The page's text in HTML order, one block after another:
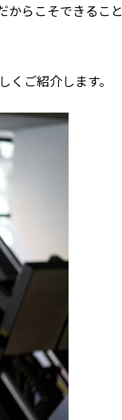
らこそできる
ご紹介します。